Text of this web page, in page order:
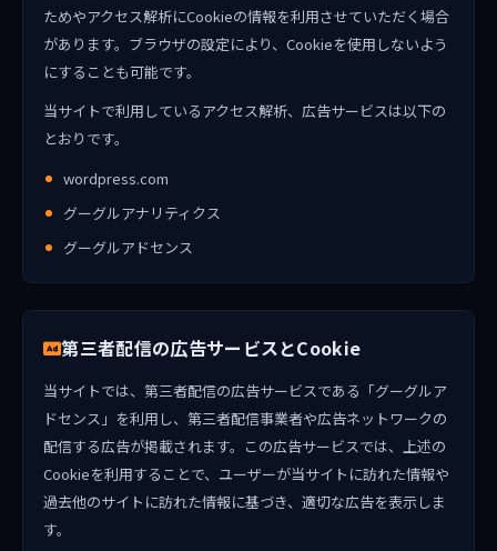
ためやアクセス解析にCookieの情報を利用させていただく場合
があります。ブラウザの設定により、Cookieを使用しないよう
にすることも可能です。
当サイトで利用しているアクセス解析、広告サービスは以下の
とおりです。
wordpress.com
グーグルアナリティクス
グーグルアドセンス
第三者配信の広告サービスとCookie
当サイトでは、第三者配信の広告サービスである「グーグルア
ドセンス」を利用し、第三者配信事業者や広告ネットワークの
配信する広告が掲載されます。この広告サービスでは、上述の
Cookieを利用することで、ユーザーが当サイトに訪れた情報や
過去他のサイトに訪れた情報に基づき、適切な広告を表示しま
す。